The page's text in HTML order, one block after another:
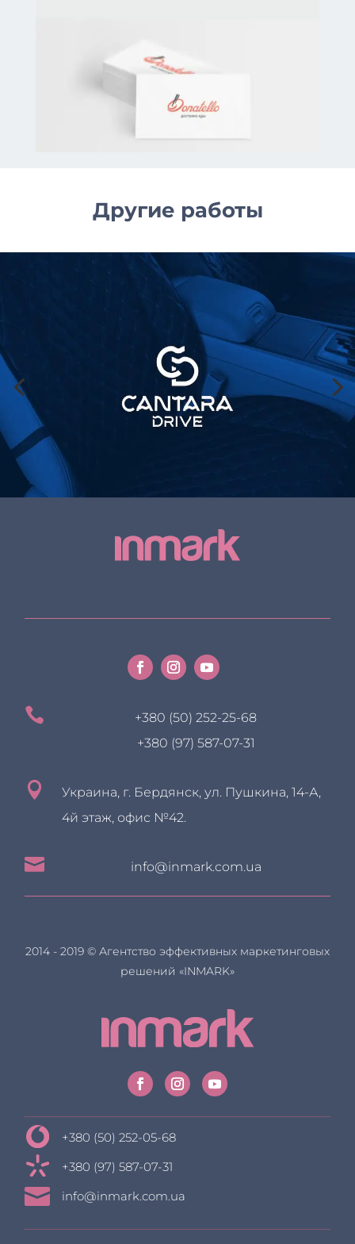
Другие работы

+380 (50) 252-25-68
+380 (97) 587-07-31

Украина, г. Бердянск, ул. Пушкина, 14-А,
4й этаж, офис №42.
 info@inmark.com.ua
2014 - 2019 © Агентство эффективных маркетинговых
решений «INMARK»
+380 (50) 252-05-68
+380 (97) 587-07-31
 info@inmark.com.ua